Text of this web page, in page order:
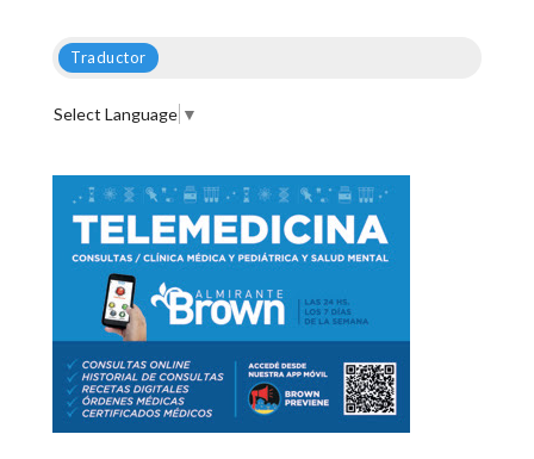
Traductor
Select Language ▼